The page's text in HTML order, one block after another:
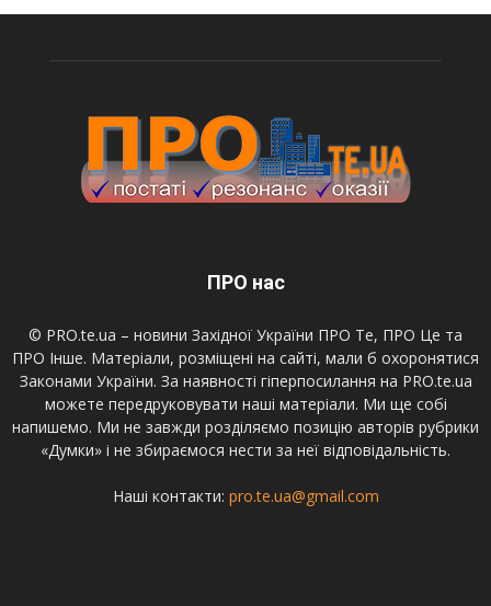
ПРО нас
© PRO.te.ua – новини Західної України ПРО Те, ПРО Це та
ПРО Інше. Матеріали, розміщені на сайті, мали б охоронятися
Законами України. За наявності гіперпосилання на PRO.te.ua
можете передруковувати наші матеріали. Ми ще собі
напишемо. Ми не завжди розділяємо позицію авторів рубрики
«Думки» і не збираємося нести за неї відповідальність.
Наші контакти: pro.te.ua@gmail.com